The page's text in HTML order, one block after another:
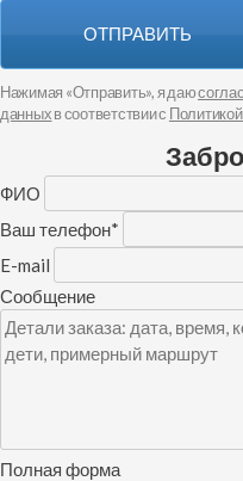
ОТПРАВИТЬ
Нажимая «Отправить», я даю
данныхв соответствии с
ФИО
Ваш телефон*
E-mail
Сообщение
Полная форма